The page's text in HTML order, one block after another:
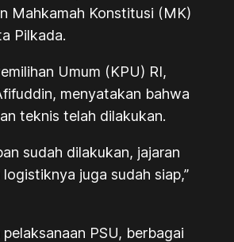
Mahkamah Konstitusi (MK)
Pilkada.
Umum (KPU) RI,
menyatakan bahwa
teknis telah dilakukan.
sudah dilakukan, jajaran
logistiknya juga sudah siap,”
PSU, berbagai